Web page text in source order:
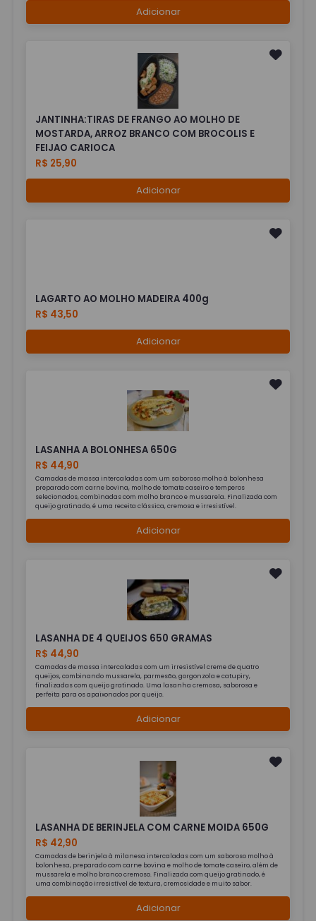
Adicionar
JANTINHA:TIRAS DE FRANGO AO MOLHO DE
MOSTARDA, ARROZ BRANCO COM BROCOLIS E
FEIJAO CARIOCA
R$ 25,90
Adicionar
LAGARTO AO MOLHO MADEIRA 400g
R$ 43,50
Adicionar
LASANHA A BOLONHESA 650G
R$ 44,90
Camadas de massa intercaladas com um saboroso molho à bolonhesa
preparado com carne bovina, molho de tomate caseiro e temperos
selecionados, combinadas com molho branco e mussarela. Finalizada com
queijo gratinado, é uma receita clássica, cremosa e irresistível.
Adicionar
LASANHA DE 4 QUEIJOS 650 GRAMAS
R$ 44,90
Camadas de massa intercaladas com um irresistível creme de quatro
queijos, combinando mussarela, parmesão, gorgonzola e catupiry,
finalizadas com queijo gratinado. Uma lasanha cremosa, saborosa e
perfeita para os apaixonados por queijo.
Adicionar
LASANHA DE BERINJELA COM CARNE MOIDA 650G
R$ 42,90
Camadas de berinjela à milanesa intercaladas com um saboroso molho à
bolonhesa, preparado com carne bovina e molho de tomate caseiro, além de
mussarela e molho branco cremoso. Finalizada com queijo gratinado, é
uma combinação irresistível de textura, cremosidade e muito sabor.
Adicionar